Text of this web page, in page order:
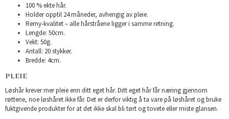
100 % ekte hår.
Holder opptil 24 måneder, avhengig av pleie.
Remy-kvalitet – alle hårstråene ligger i samme retning.
Lengde: 50cm.
Vekt: 50g.
Antall: 20 stykker.
Bredde: 4cm.
PLEIE
Løshår krever mer pleie enn ditt eget hår. Ditt eget hår får næring gjennom
røttene, noe løshåret ikke får. Det er derfor viktig å ta vare på løshåret og bruke
fuktgivende produkter for at det ikke skal bli tørt og tovete eller miste glansen.